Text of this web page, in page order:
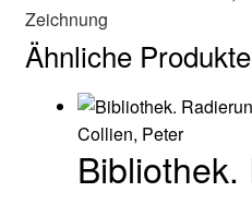
Zeichnung
Ähnliche Produkte
Collien, Peter